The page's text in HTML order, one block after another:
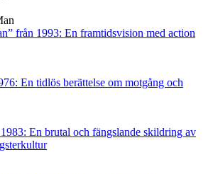
från 1993: En framtidsvision med action
En tidlös berättelse om motgång och
En brutal och fängslande skildring av